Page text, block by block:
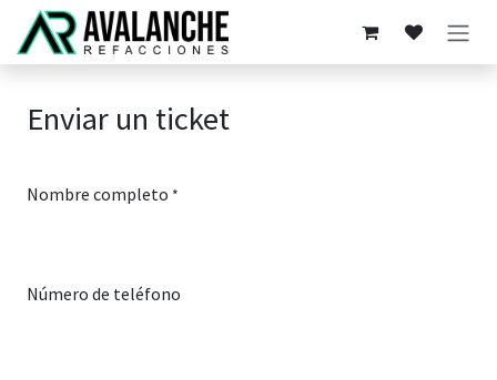
Ir al contenido
Enviar un ticket
Nombre completo *
Número de teléfono